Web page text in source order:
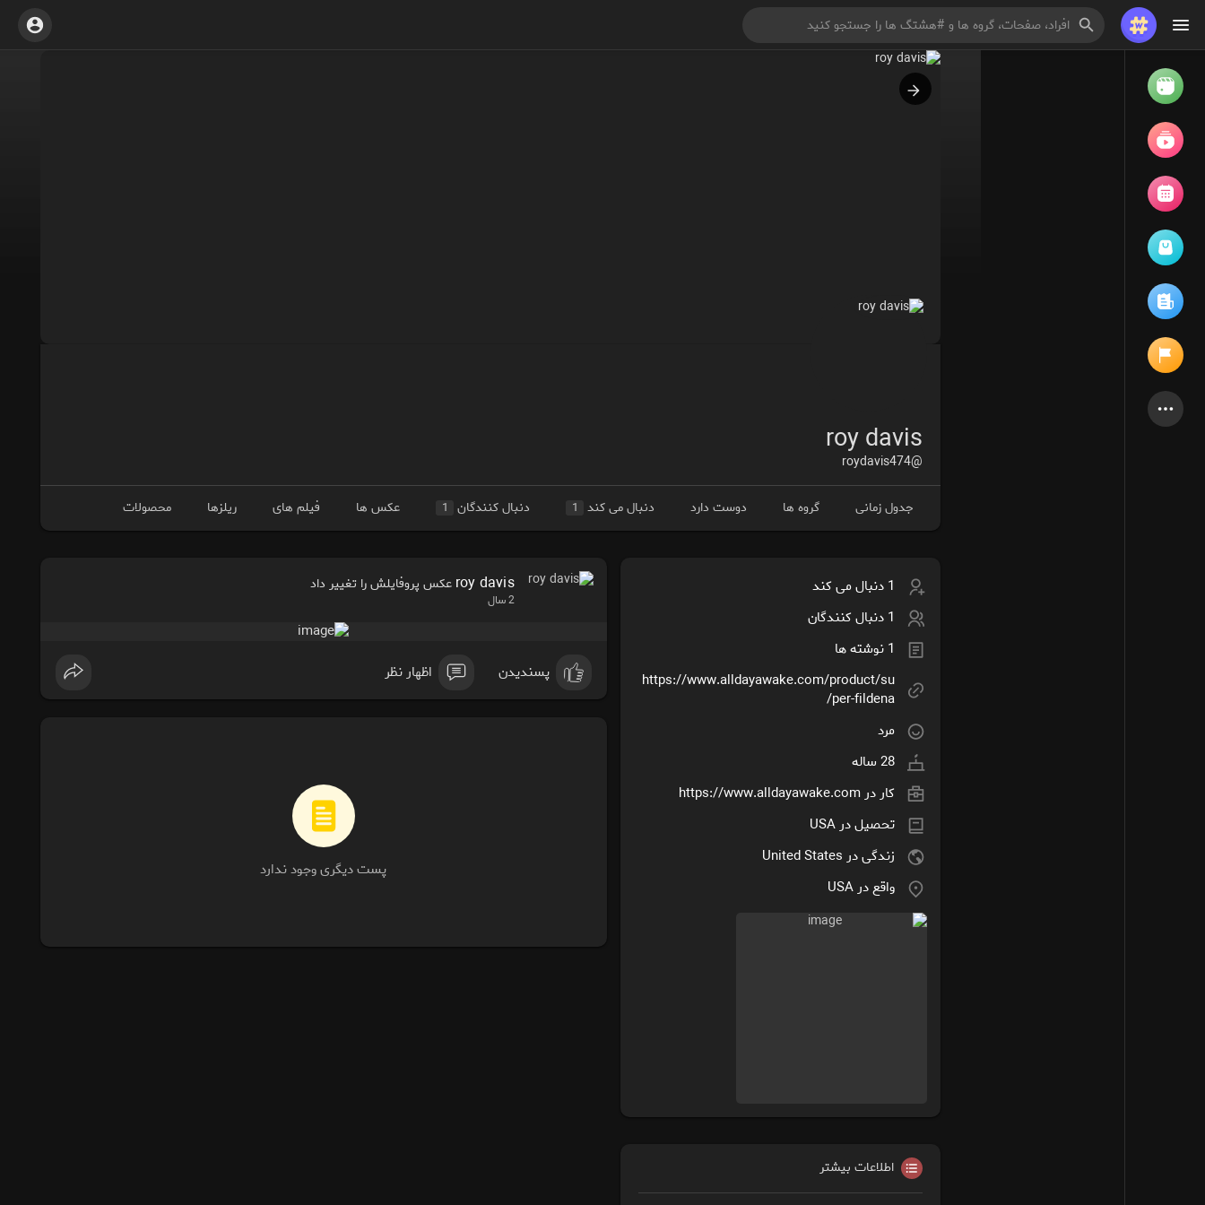
صفحات لایک شده
کاوش کنید
بازی ها
roy davis
@roydavis474
جدول زمانی گروه ها دوست دارد دنبال می کند 1 دنبال کنندگان 1 عکس ها فیلم های ریلزها محصولات
1 دنبال می کند
1 دنبال کنندگان
1 نوشته ها
https://www.alldayawake.com/product/su
per-fildena/
مرد
28 ساله
کار درhttps://www.alldayawake.com
تحصیل در USA
زندگی در United States
واقع در USA
اطلاعات بیشتر
roy davis عکس پروفایلش را تغییر داد
2 سال
پسندیدن اظهار نظر
پست دیگری وجود ندارد